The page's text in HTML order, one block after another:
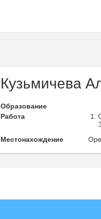
Кузьмичева
Образование
Работа
Местонахождение